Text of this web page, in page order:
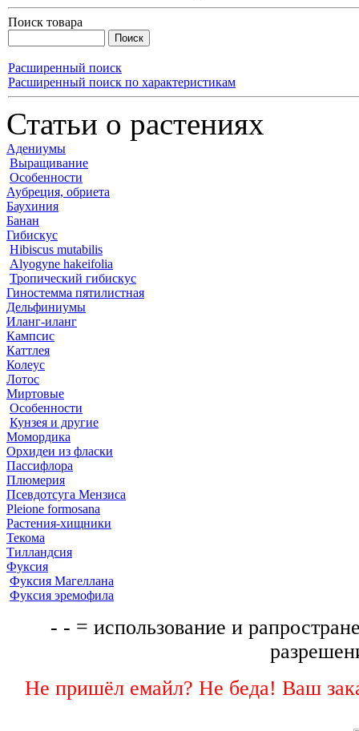
Поиск товара
Расширенный поиск
Расширенный поиск по характеристикам
Статьи о растениях
Адениумы
Выращивание
Особенности
Аубреция, обриета
Баухиния
Банан
Гибискус
Hibiscus mutabilis
Alyogyne hakeifolia
Тропический гибискус
Гиностемма пятилистная
Дельфиниумы
Иланг-иланг
Кампсис
Каттлея
Колеус
Лотос
Миртовые
Особенности
Кунзея и другие
Момордика
Орхидеи из фласки
Пассифлора
Плюмерия
Псевдотсуга Мензиса
Pleione formosana
Растения-хищники
Текома
Тилландсия
Фуксия
Фуксия Магеллана
Фуксия эремофила
- - = использование и
Не пришёл емайл? Не беда! Ваш